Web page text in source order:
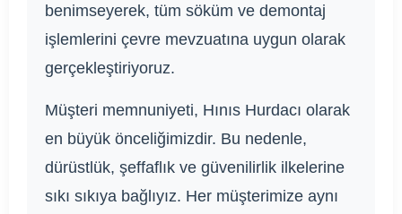
benimseyerek, tüm söküm ve demontaj
işlemlerini çevre mevzuatına uygun olarak
gerçekleştiriyoruz.
Müşteri memnuniyeti, Hınıs Hurdacı olarak
en büyük önceliğimizdir. Bu nedenle,
dürüstlük, şeffaflık ve güvenilirlik ilkelerine
sıkı sıkıya bağlıyız. Her müşterimize aynı